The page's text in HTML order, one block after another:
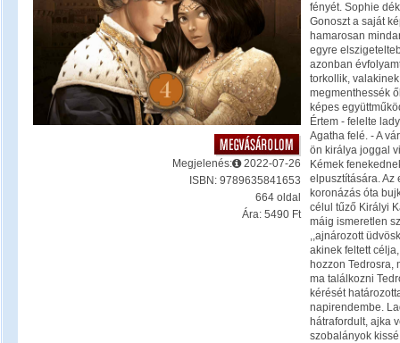
Megjelenés:
2022-07-26
ISBN: 9789635841653
664 oldal
Ára: 5490 Ft
fényét. Sophie
Gonoszt a saját
hamarosan
egyre
azonban
torkollik,
megmenthessék
képes
Értem - felelte
Agatha felé. - A
ön királya joggal
Kémek
elpusztítására. Az
koronázás óta
célul tűző Királyi
máig ismeretlen
,,ajnározott
akinek feltett
hozzon Tedrosra,
ma találkozni
kérését
napirendembe.
hátrafordult, ajka
szobalányok